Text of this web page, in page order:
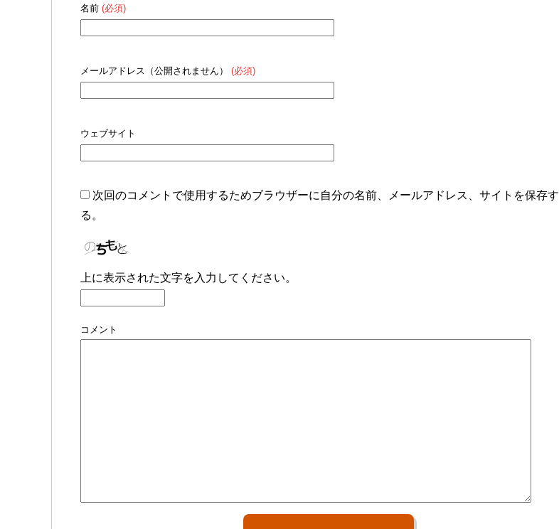
名前 (必須)
メールアドレス（公開されません） (必須)
ウェブサイト
次回のコメントで使用するためブラウザーに自分の名前、メールアドレス、サイトを保存す
る。
上に表示された文字を入力してください。
コメント